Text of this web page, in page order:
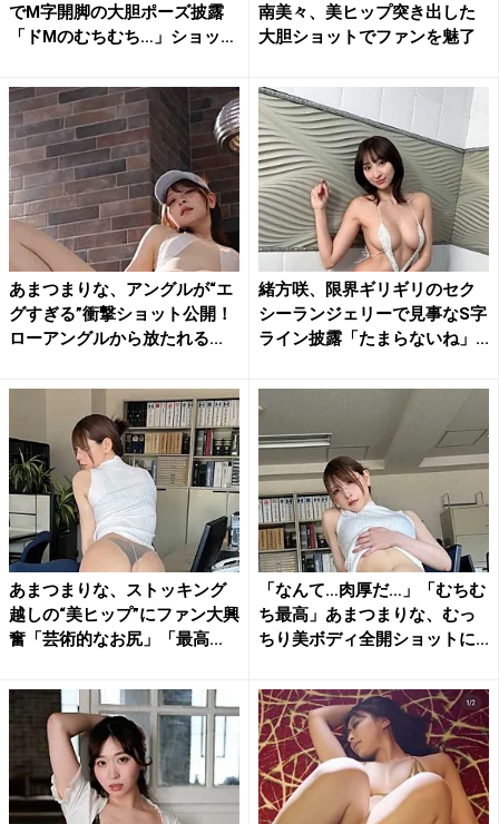
でM字開脚の大胆ポーズ披露
「ドMのむちむち…」ショッ
南美々、美ヒップ突き出した
大胆ショットでファンを魅了
あまつまりな、アングルが“エ
グすぎる”衝撃ショット公開！
ローアングルから放たれる...
緒方咲、限界ギリギリのセク
シーランジェリーで見事なS字
ライン披露「たまらないね」...
あまつまりな、ストッキング
越しの“美ヒップ”にファン大興
奮「芸術的なお尻」「最高...
「なんて…肉厚だ…」「むちむ
ち最高」あまつまりな、むっ
ちり美ボディ全開ショットに...